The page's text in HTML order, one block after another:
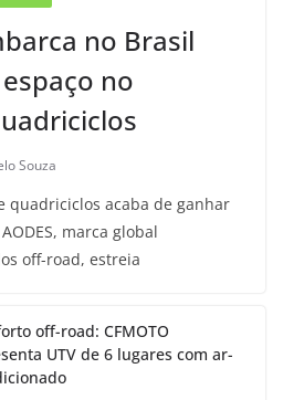
no Brasil
no
Souza
quadriciclos acaba de ganhar
marca global
off-road, estreia
off-road: CFMOTO
UTV de 6 lugares com ar-